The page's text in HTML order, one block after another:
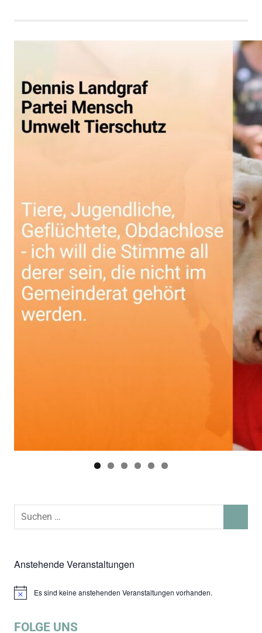
Suchen
Anstehende Veranstaltungen
HinweisEs sind keine anstehenden Veranstaltungen vorhanden.
FOLGE UNS